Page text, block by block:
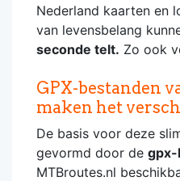
Nederland kaarten en
van levensbelang
seconde telt. Zo ook
GPX-bestanden
maken het
De basis voor deze
gevormd door de gpx-
MTBroutes.nl